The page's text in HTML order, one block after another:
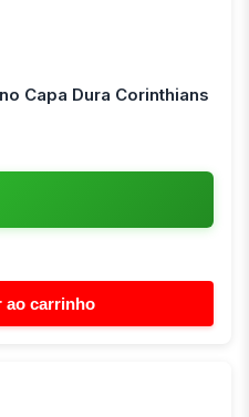
Capa Dura Corinthians
ao carrinho